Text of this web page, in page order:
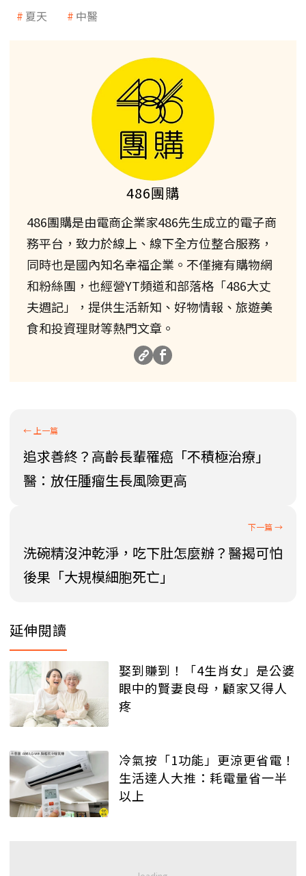
夏天
中醫
486團購
486團購是由電商企業家486先生成立的電子商
務平台，致力於線上、線下全方位整合服務，
同時也是國內知名幸福企業。不僅擁有購物網
和粉絲團，也經營YT頻道和部落格「486大丈
夫週記」，提供生活新知、好物情報、旅遊美
食和投資理財等熱門文章。
追求善終？高齡長輩罹癌「不積極治療」
醫：放任腫瘤生長風險更高
洗碗精沒沖乾淨，吃下肚怎麼辦？醫揭可怕
後果「大規模細胞死亡」
延伸閱讀
娶到賺到！「4生肖女」是公婆
眼中的賢妻良母，顧家又得人
疼
冷氣按「1功能」更涼更省電！
生活達人大推：耗電量省一半
以上